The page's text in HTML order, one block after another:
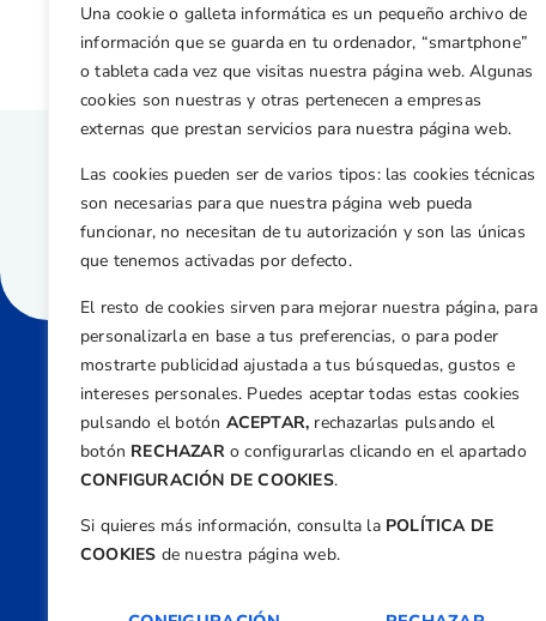
Una cookie o galleta informática es un pequeño archivo de
información que se guarda en tu ordenador, “smartphone”
o tableta cada vez que visitas nuestra página web. Algunas
cookies son nuestras y otras pertenecen a empresas
externas que prestan servicios para nuestra página web.
Las cookies pueden ser de varios tipos: las cookies técnicas
son necesarias para que nuestra página web pueda
funcionar, no necesitan de tu autorización y son las únicas
que tenemos activadas por defecto.
El resto de cookies sirven para mejorar nuestra página, para
personalizarla en base a tus preferencias, o para poder
mostrarte publicidad ajustada a tus búsquedas, gustos e
intereses personales. Puedes aceptar todas estas cookies
pulsando el botón ACEPTAR, rechazarlas pulsando el
botón RECHAZARo configurarlas clicando en el apartado
CONFIGURACIÓN DE COOKIES.
Si quieres más información, consulta la POLÍTICA DE
COOKIES de nuestra página web.
Dirección
Nº
+34